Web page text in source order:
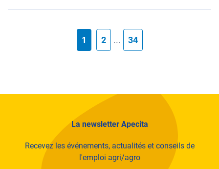
1 2 ... 34
La newsletter Apecita
Recevez les événements, actualités et conseils de
l'emploi agri/agro